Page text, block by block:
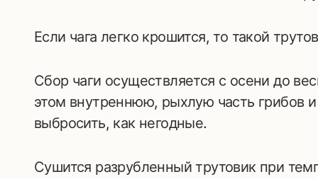
Если чага легко крошится, то такой
Сбор чаги осуществляется с осени до
этом внутреннюю, рыхлую часть грибов
выбросить, как негодные.
Сушится разрубленный трутовик при